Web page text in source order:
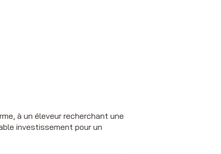
à un éleveur recherchant une
investissement pour un